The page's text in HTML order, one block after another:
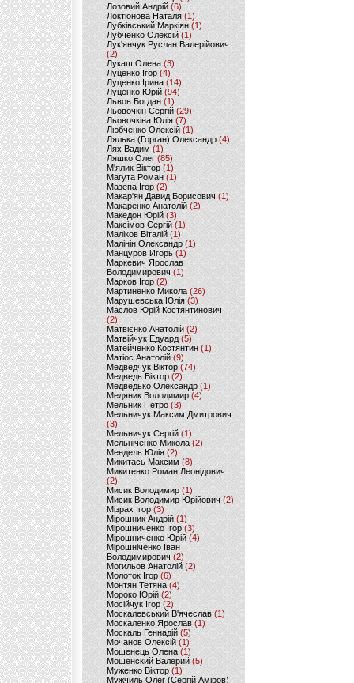
Лозовий Андрій (6)
Локтіонова Наталя (1)
Лубківський Маркіян(1)
Лубченко Олексій (1)
Лук'янчук Руслан Валерійович
(2)
Лукаш Олена (3)
Луценко Ігор (4)
Луценко Ірина (14)
Луценко Юрій (94)
Львов Богдан (1)
Льовочкін Сергій (29)
Льовочкіна Юлія(7)
Любченко Олексій(1)
Лялька (Горган) Олександр(4)
Лях Вадим (1)
Ляшко Олег (85)
М'ялик Віктор(1)
Магута Роман(1)
Мазепа Ігор (2)
Макар'ян Давид Борисович(1)
Макаренко Анатолій (2)
Македон Юрій(3)
Максімов Сергій (1)
Маліков Віталій (1)
Малінін Олександр (1)
Манцуров Игорь (1)
Маркевич Ярослав
Володимирович (1)
Марков Ігор (2)
Мартиненко Микола (26)
Марушевська Юлія (3)
Маслов Юрій Костянтинович
(2)
Матвієнко Анатолій (2)
Матвійчук Едуард(5)
Матейченко Костянтин (1)
Матіос Анатолій (9)
Медведчук Віктор(74)
Медведь Віктор (2)
Медведько Олександр (1)
Медяник Володимир(4)
Мельник Петро (3)
Мельничук Максим Дмитрович
(3)
Мельничук Сергій (1)
Мельніченко Микола (2)
Мендель Юлія (2)
Микитась Максим (8)
Микитенко Роман Леонідович
(2)
Мисик Володимир (1)
Мисик Володимир Юрійович(2)
Мізрах Ігор(3)
Мірошник Андрій(1)
Мірошниченко Ігор (3)
Мірошниченко Юрій(4)
Мірошніченко Іван
Володимирович (2)
Могильов Анатолій (2)
Молоток Ігор (6)
Монтян Тетяна (4)
Мороко Юрій(2)
Мосійчук Ігор (2)
Москалевський В'ячеслав (1)
Москаленко Ярослав (1)
Москаль Геннадій (5)
Мочанов Олексій(1)
Мошенець Олена(1)
Мошенский Валерий (5)
Муженко Віктор (1)
Мужчиль Олег (Сергій Аміров)